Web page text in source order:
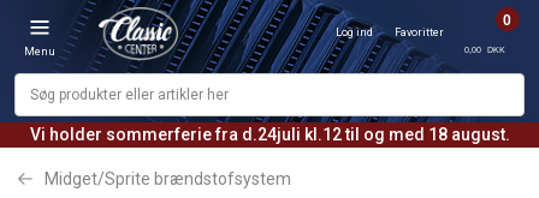
Vi holder sommerferie fra d.24juli kl.12 til og med 18 august.
Menu
Log ind Favoritter
0
0,00 DKK
Midget/Sprite brændstofsystem